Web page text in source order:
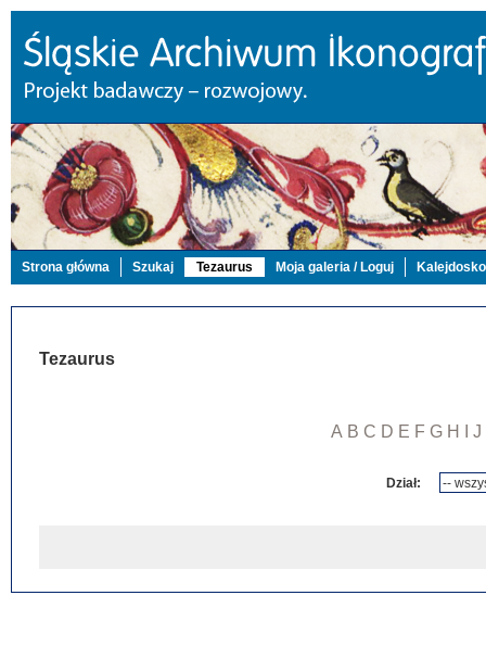
Strona główna Szukaj Tezaurus Moja galeria / Loguj
Tezaurus
A B C D E F G H J
Dział: